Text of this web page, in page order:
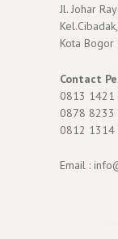
Jl. Johar
Kota Bogor
Contact
0813 1421
0878 8233
0812 1314
Email :